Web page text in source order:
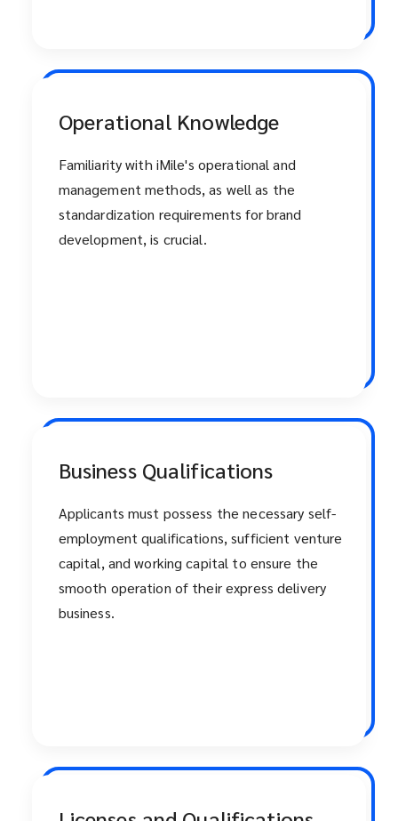
Operational Knowledge
Familiarity with iMile's operational and
management methods, as well as the
standardization requirements for brand
development, is crucial.
Business Qualifications
Applicants must possess the necessary self-
employment qualifications, sufficient venture
capital, and working capital to ensure the
smooth operation of their express delivery
business.